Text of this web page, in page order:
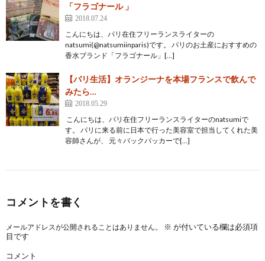
「フラゴナール 」
2018.07.24
こんにちは、パリ在住フリーランスライターの
natsumi(@natsumiinparis)です。 パリのお土産におすすめの
香水ブランド「フラゴナール」[…]
【パリ生活】オランジーナを本場フランスで飲んで
みたら…
2018.05.29
こんにちは、パリ在住フリーランスライターのnatsumiで
す。 パリに来る前に日本で行った美容室で担当してくれた美
容師さんが、 元々バックパッカーで[…]
コメントを書く
メールアドレスが公開されることはありません。 ※ が付いている欄は必須項
目です
コメント